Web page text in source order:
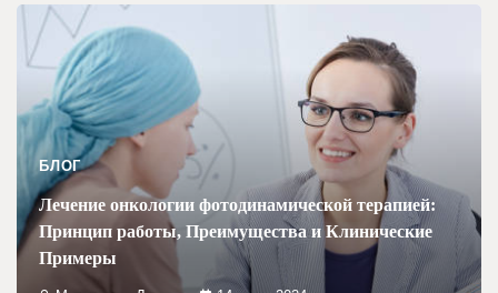
БЛОГ
Лечение онкологии фотодинамической терапией:
Принцип работы, Преимущества и Клинические
Примеры